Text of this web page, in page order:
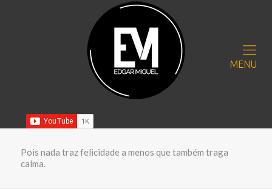
MENU
Pois nada traz felicidade a menos que também traga
calma.